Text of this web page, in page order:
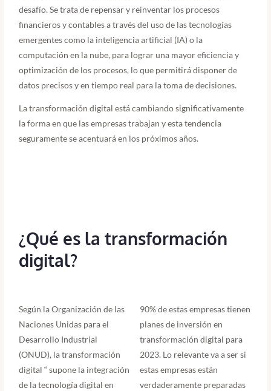
desafío. Se trata de repensar y reinventar los procesos
financieros y contables a través del uso de las tecnologías
emergentes como la inteligencia artificial (IA) o la
computación en la nube, para lograr una mayor eficiencia y
optimización de los procesos, lo que permitirá disponer de
datos precisos y en tiempo real para la toma de decisiones.
La transformación digital está cambiando significativamente
la forma en que las empresas trabajan y esta tendencia
seguramente se acentuará en los próximos años.
¿Qué es la transformación
digital?
Según la Organización de las
Naciones Unidas para el
Desarrollo Industrial
(ONUD), latransformación
digital “ supone la integración
de la tecnología digital en
90% de estas empresas tienen
planes de inversión en
transformación digital para
2023. Lo relevante va a ser si
estas empresas están
verdaderamente preparadas